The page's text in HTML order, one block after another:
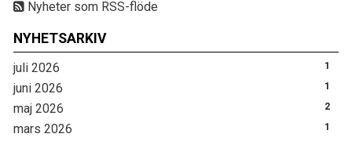
Nyheter som RSS-flöde
NYHETSARKIV
juli 2026 1
juni 2026 1
maj 2026 2
mars 2026 1